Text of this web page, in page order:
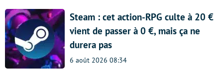
Steam : cet action-RPG culte à 20 €
vient de passer à 0 €, mais ça ne
durera pas
6 août 2026 08:34